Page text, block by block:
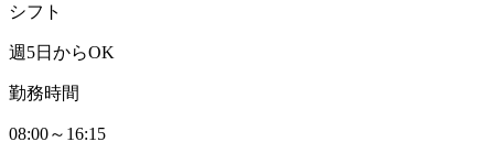
シフト
週5日からOK
勤務時間
08:00～16:15